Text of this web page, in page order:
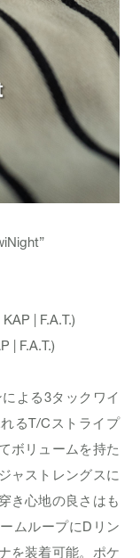
| F.A.T.)
| F.A.T.)
よる3タックワイ
るT/Cストライプ
ボリュームを持た
ャストレングスに
き心地の良さはも
ムループにDリン
を装着可能。ポケ